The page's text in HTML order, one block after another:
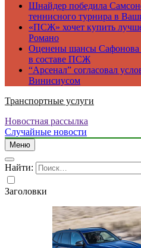
Шнайдер победила
теннисного турнира в
«ПСЖ» хочет купить
Романо
Оценены шансы
в составе ПСЖ
“Арсенал” согласовал
Винисиусом
Транспортные услуги
Новостная рассылка
Случайные новости
Меню
Найти:
Заголовки